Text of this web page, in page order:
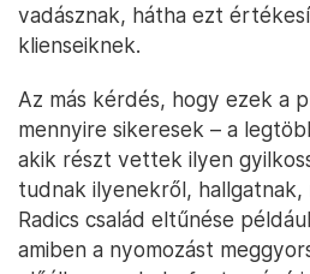
vadásznak, hátha ezt
klienseiknek.
Az más kérdés, hogy ezek a
mennyire sikeresek – a
akik részt vettek ilyen
tudnak ilyenekről, hallgatnak,
Radics család eltűnése
amiben a nyomozást